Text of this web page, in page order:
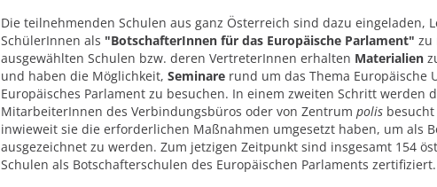
Die teilnehmenden Schulen aus ganz Österreich sind dazu eingeladen,
SchülerInnen als "BotschafterInnen für das Europäische Parlament" zu
ausgewählten Schulen bzw. deren VertreterInnen erhalten Materialien
und haben die Möglichkeit, Seminare rund um das Thema Europäische
Europäisches Parlament zu besuchen. In einem zweiten Schritt werden
MitarbeiterInnen des Verbindungsbüros oder von Zentrum polis
inwieweit sie die erforderlichen Maßnahmen umgesetzt haben, um als
ausgezeichnet zu werden. Zum jetzigen Zeitpunkt sind insgesamt 154
Schulen als Botschafterschulen des Europäischen Parlaments zertifiziert.